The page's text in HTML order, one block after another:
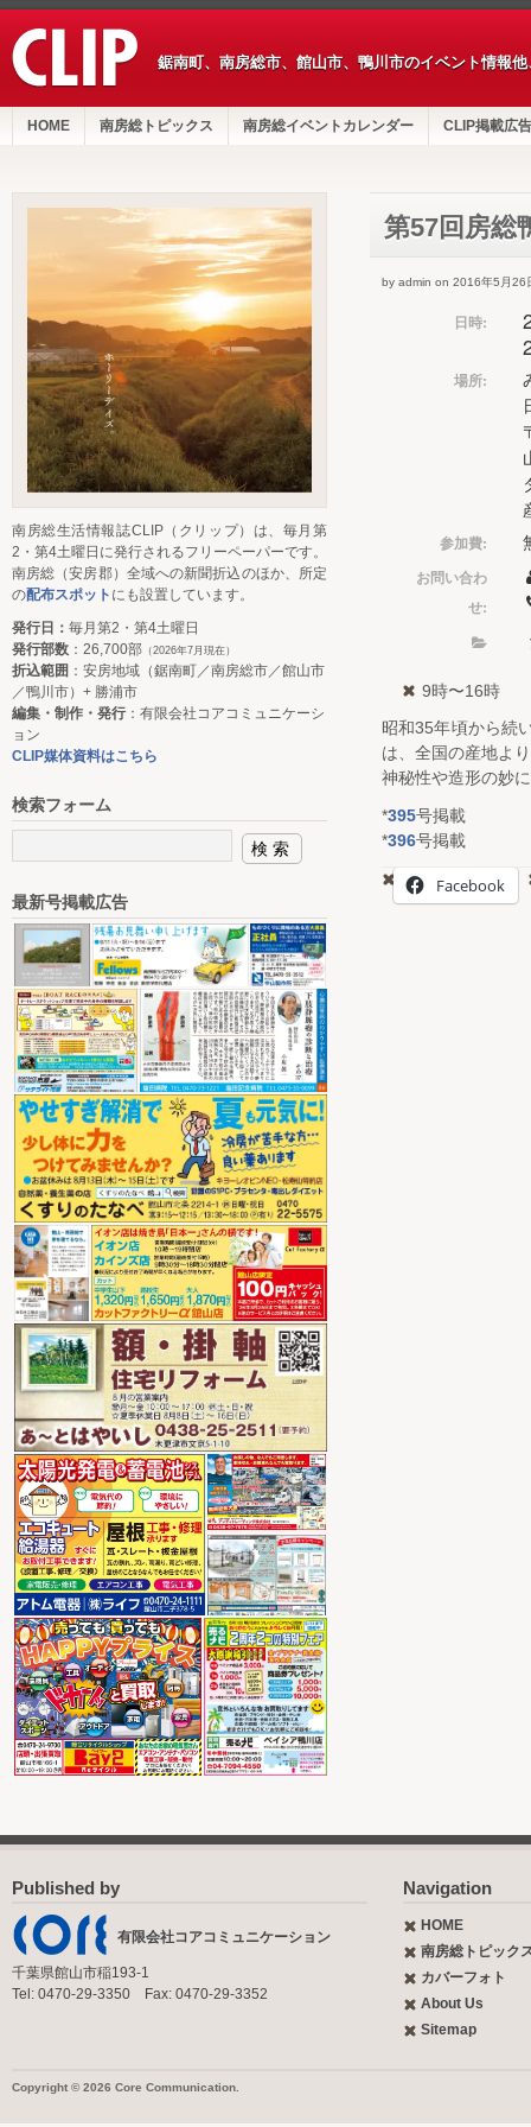
鋸南町、南房総市、館山市、鴨川市のイベント情報
HOME 南房総トピックス 南房総イベントカレンダー CLIP掲載広告
第57回房総
by admin on 2016年5月26
日時:
場所:
参加費:
お問い合わ
せ:
9時〜16時
昭和35年頃から続
は、全国の産地よ
神秘性や造形の妙
*395号掲載
*396号掲載
Facebook
南房総生活情報誌CLIP（クリップ）は、毎月第
2・第4土曜日に発行されるフリーペーパーです。
南房総（安房郡）全域への新聞折込のほか、所定
の配布スポット にも設置しています。
発行日： 毎月第2・第4土曜日
発行部数 ：26,700部 （2026年7月現在）
折込範囲 ：安房地域（鋸南町／南房総市／館山市
／鴨川市）+ 勝浦市
編集・制作・発行：有限会社コアコミュニケーシ
ョン
CLIP媒体資料はこちら
検索フォーム
最新号掲載広告
Published by
有限会社コアコミュニケーション
千葉県館山市稲193-1
Tel: 0470-29-3350 Fax: 0470-29-3352
Navigation
HOME
南房総トピック
カバーフォト
About Us
Sitemap
Copyright © 2026 Core Communication.